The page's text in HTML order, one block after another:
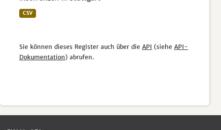
CSV
Sie können dieses Register auch über die API (siehe API-
Dokumentation) abrufen.